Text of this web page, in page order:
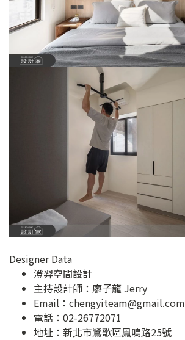
Designer Data
澄羿空間設計
主持設計師：廖子龍 Jerry
Email： chengyiteam@gmail.com
電話：02-26772071
地址： 新北市鶯歌區鳳鳴路25號